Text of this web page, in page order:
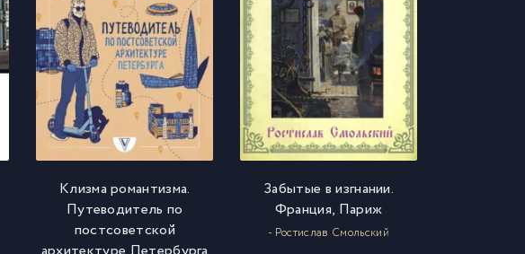
Клизма романтизма.
Путеводитель по
постсоветской
Забытые в изгнании.
Франция, Париж
- Ростислав Смольский